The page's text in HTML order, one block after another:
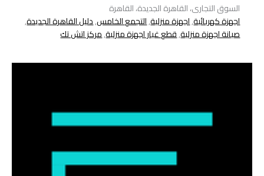
السوق التجارى، القاهرة الجديدة، القاهرة
اجهزة كهربائية,اجهزة منزلية,التجمع الخامس,دليل القاهرة الجديدة,
صيانة اجهزة منزلية,قطع غيار اجهزة منزلية,مركز اتش تك